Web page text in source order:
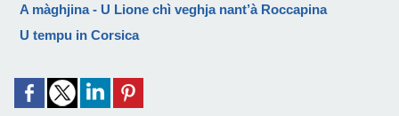
A màghjina - U Lione chì veghja nant’à Roccapina
U tempu in Corsica